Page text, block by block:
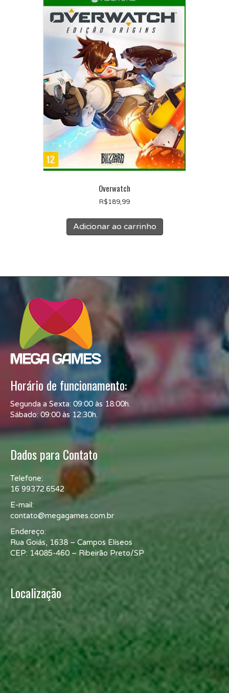
Overwatch
R$189,99
Adicionar ao carrinho
Horário de funcionamento:
Segunda a Sexta: 09:00 às 18:00h.
Sábado: 09:00 às 12:30h.
Dados para Contato
Telefone:
16 99372.6542
E-mail:
contato@megagames.com.br
Endereço:
Rua Goiás, 1638 – Campos Elíseos
CEP: 14085-460 – Ribeirão Preto/SP
Localização